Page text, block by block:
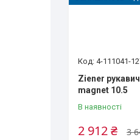
4-111041-
Ziener
magnet 10.5
В наявності
3
2 912 ₴